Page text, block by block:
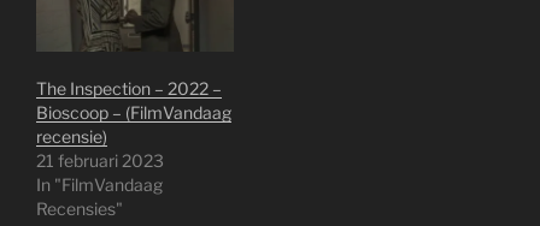
The Inspection – 2022 –
Bioscoop – (FilmVandaag
recensie)
21 februari 2023
In "FilmVandaag
Recensies"